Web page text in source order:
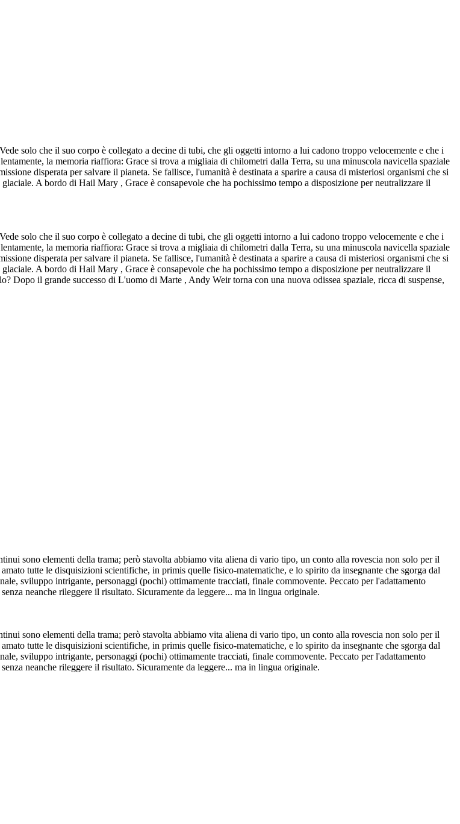
solo che il suo corpo è collegato a decine di tubi, che gli oggetti intorno a lui cadono troppo velocemente e che i
la memoria riaffiora: Grace si trova a migliaia di chilometri dalla Terra, su una minuscola navicella spaziale
disperata per salvare il pianeta. Se fallisce, l'umanità è destinata a sparire a causa di misteriosi organismi che si
A bordo di Hail Mary , Grace è consapevole che ha pochissimo tempo a disposizione per neutralizzare il
solo che il suo corpo è collegato a decine di tubi, che gli oggetti intorno a lui cadono troppo velocemente e che i
la memoria riaffiora: Grace si trova a migliaia di chilometri dalla Terra, su una minuscola navicella spaziale
disperata per salvare il pianeta. Se fallisce, l'umanità è destinata a sparire a causa di misteriosi organismi che si
A bordo di Hail Mary , Grace è consapevole che ha pochissimo tempo a disposizione per neutralizzare il
Dopo il grande successo di L'uomo di Marte , Andy Weir torna con una nuova odissea spaziale, ricca di suspense,
sono elementi della trama; però stavolta abbiamo vita aliena di vario tipo, un conto alla rovescia non solo per il
tutte le disquisizioni scientifiche, in primis quelle fisico-matematiche, e lo spirito da insegnante che sgorga dal
sviluppo intrigante, personaggi (pochi) ottimamente tracciati, finale commovente. Peccato per l'adattamento
neanche rileggere il risultato. Sicuramente da leggere... ma in lingua originale.
sono elementi della trama; però stavolta abbiamo vita aliena di vario tipo, un conto alla rovescia non solo per il
tutte le disquisizioni scientifiche, in primis quelle fisico-matematiche, e lo spirito da insegnante che sgorga dal
sviluppo intrigante, personaggi (pochi) ottimamente tracciati, finale commovente. Peccato per l'adattamento
neanche rileggere il risultato. Sicuramente da leggere... ma in lingua originale.